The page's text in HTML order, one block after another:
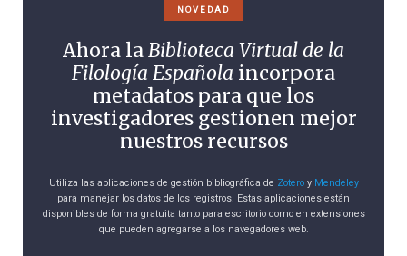
NOVEDAD
Ahora laBiblioteca Virtual de la
Filología Española incorpora
metadatos para que los
investigadores gestionen mejor
nuestros recursos
Utiliza las aplicaciones de gestión bibliográfica de Zoteroy Mendeley
para manejar los datos de los registros. Estas aplicaciones están
disponibles de forma gratuita tanto para escritorio como en extensiones
que pueden agregarse a los navegadores web.